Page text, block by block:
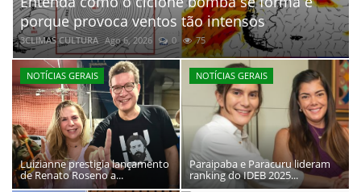
RÁDIO AGÊNCIA
NOTÍCIAS AO MINUTO
ACONTECEU...VIROU MANCHETE!
BLOGS & COLUNAS
porque provoca ventos tão intensos
3CLIMAS CULTURA Ago 6, 2026 0 75
NOTÍCIAS GERAIS
Luizianne prestigia lançamento
de Renato Roseno a...
NOTÍCIAS GERAIS
Paraipaba e Paracuru lideram
ranking do IDEB 2025...